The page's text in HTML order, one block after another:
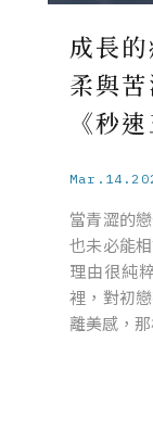
成長
柔與
《秒
當青澀的
也未必能
理由很純
裡，對初
離美感，